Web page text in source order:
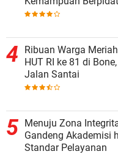
Ribuan Warga
HUT RI ke 81 di
Jalan Santai
Menuju Zona
Gandeng Akademisi
Standar Pelayanan